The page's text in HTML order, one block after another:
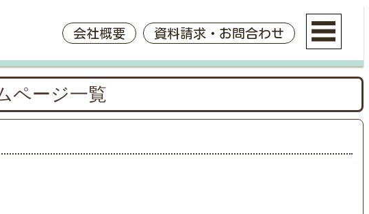
会社概要 資料請求・お問合わせ
ページ一覧